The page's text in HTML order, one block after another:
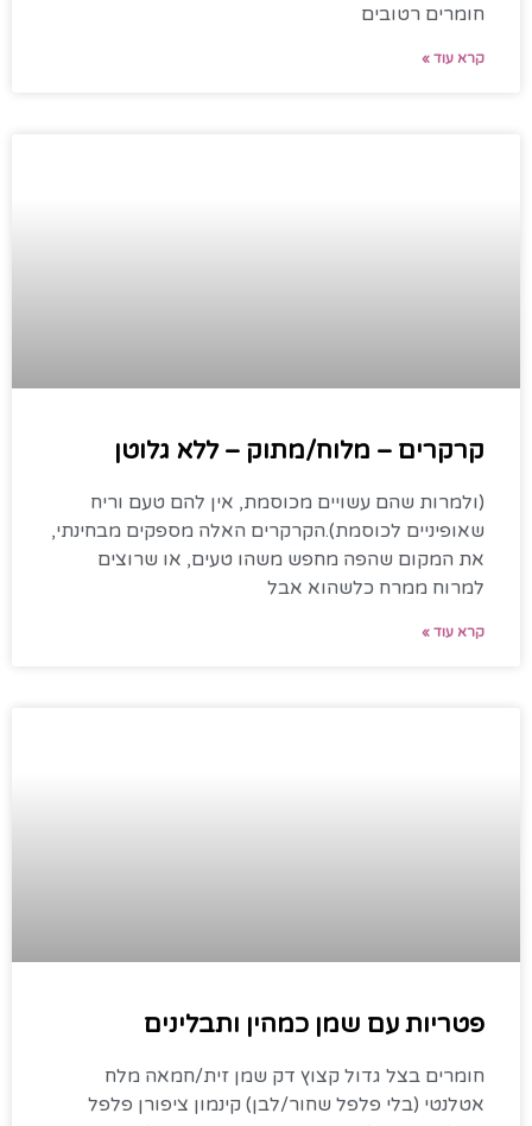
חומרים רטובים
קרא עוד »
קרקרים – מלוח/מתוק – ללא גלוטן
(ולמרות שהם עשויים מכוסמת, אין להם טעם וריח
שאופיניים לכוסמת).הקרקרים האלה מספקים מבחינתי,
את המקום שהפה מחפש משהו טעים, או שרוצים
למרוח ממרח כלשהוא אבל
קרא עוד »
פטריות עם שמן כמהין ותבלינים
חומרים בצל גדול קצוץ דק שמן זית/חמאה מלח
אטלנטי (בלי פלפל שחור/לבן) קינמון ציפורן פלפל